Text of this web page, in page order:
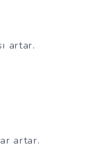
artar.
artar.